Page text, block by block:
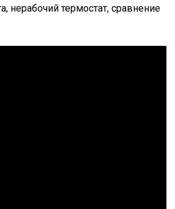
нерабочий термостат, сравнение